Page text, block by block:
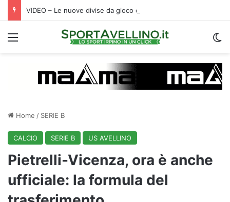
Menu
Home / SERIE B
CALCIO SERIE B US AVELLINO
Pietrelli-Vicenza, ora è anche
ufficiale: la formula del